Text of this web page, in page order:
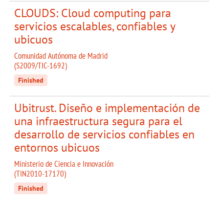
CLOUDS: Cloud computing para
servicios escalables, confiables y
ubicuos
Comunidad Autónoma de Madrid
(S2009/TIC-1692)
Finished
Ubitrust. Diseño e implementación de
una infraestructura segura para el
desarrollo de servicios confiables en
entornos ubicuos
Ministerio de Ciencia e Innovación
(TIN2010-17170)
Finished